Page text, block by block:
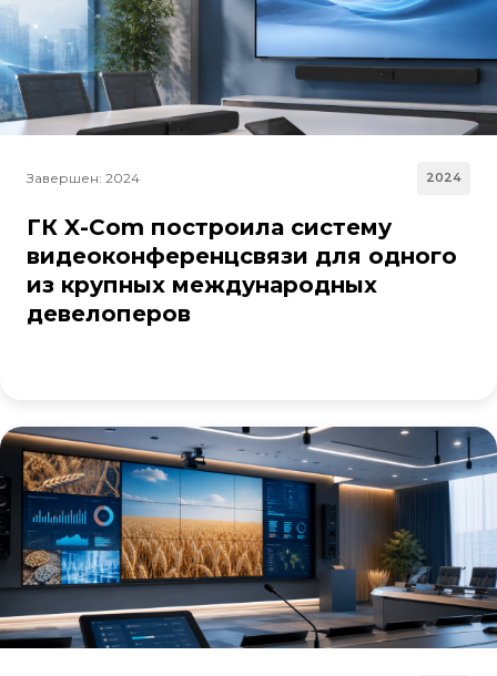
Завершен: 2024 2024
ГК X-Com построила систему
видеоконференцсвязи для одного
из крупных международных
девелоперов